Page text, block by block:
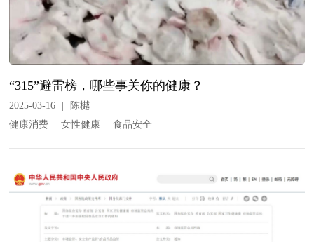
“315”避雷榜，哪些事关你的健康？
2025-03-16
陈樾
健康消费
女性健康 食品安全